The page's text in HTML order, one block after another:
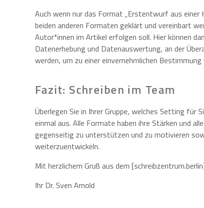
Auch wenn nur das Format „Erstentwurf aus
beiden anderen Formaten geklärt und vereinbart
Autor*innen im Artikel erfolgen soll. Hier können
Datenerhebung und Datenauswertung, an der
werden, um zu einer einvernehmlichen
Fazit: Schreiben im Team
Überlegen Sie in Ihrer Gruppe, welches Setting für
einmal aus. Alle Formate haben ihre Stärken und
gegenseitig zu unterstützen und zu motivieren
weiterzuentwickeln.
Mit herzlichem Gruß aus dem
Ihr Dr. Sven Arnold